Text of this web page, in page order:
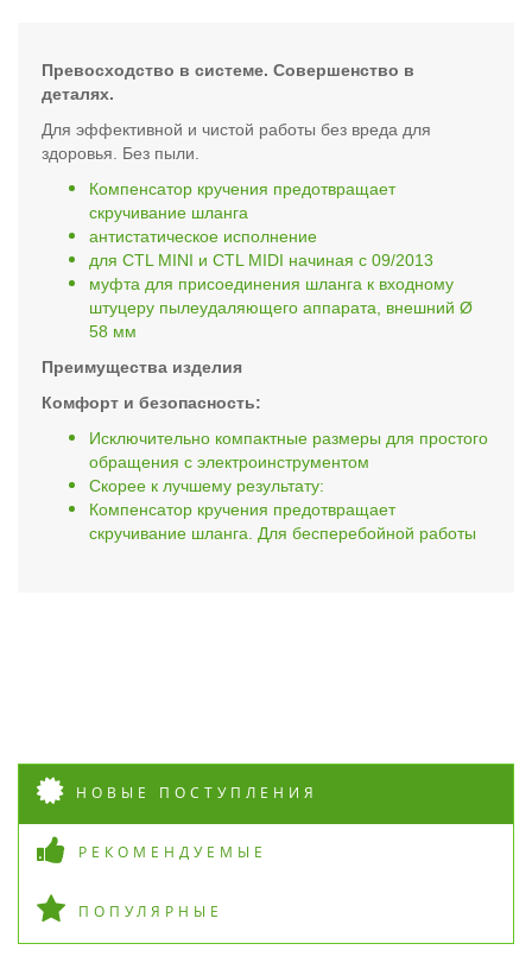
Превосходство в системе. Совершенство в
деталях.
Для эффективной и чистой работы без вреда для
здоровья. Без пыли.
Компенсатор кручения предотвращает
скручивание шланга
антистатическое исполнение
для CTL MINI и CTL MIDI начиная с 09/2013
муфта для присоединения шланга к входному
штуцеру пылеудаляющего аппарата, внешний Ø
58 мм
Преимущества изделия
Комфорт и безопасность:
Исключительно компактные размеры для простого
обращения с электроинструментом
Скорее к лучшему результату:
Компенсатор кручения предотвращает
скручивание шланга. Для бесперебойной работы
НОВЫЕ ПОСТУПЛЕНИЯ
РЕКОМЕНДУЕМЫЕ
ПОПУЛЯРНЫЕ